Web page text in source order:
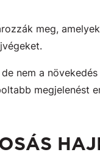
meg,
nem a
megjelenést